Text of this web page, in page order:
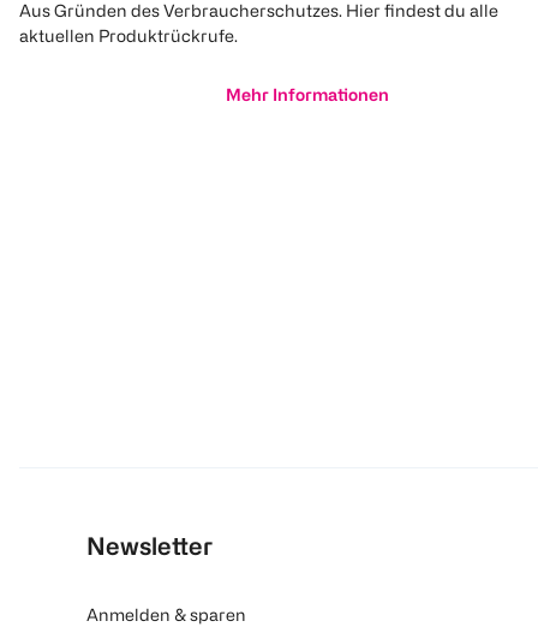
Aus Gründen des Verbraucherschutzes. Hier findest du alle
aktuellen Produktrückrufe.
Mehr Informationen
Newsletter
Anmelden & sparen